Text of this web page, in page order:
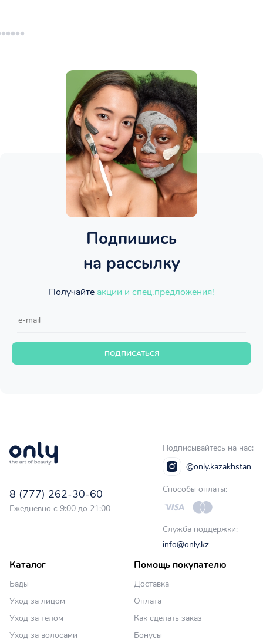
Подпишись
на рассылку
Получайте акции и спец.предложения!
ПОДПИСАТЬСЯ
8 (777) 262-30-60
Ежедневно с 9:00 до 21:00
Подписывайтесь на нас:
@only.kazakhstan
Способы оплаты:
Служба поддержки:
info@only.kz
Каталог
Бады
Уход за лицом
Уход за телом
Уход за волосами
Помощь покупателю
Доставка
Оплата
Как сделать заказ
Бонусы